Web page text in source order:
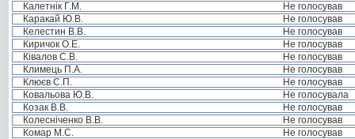
Калетнік Г.М.
Не голосував
Каракай Ю.В.
Не голосував
Келестин В.В.
Не голосував
Киричок О.Е.
Не голосував
Ківалов С.В.
Не голосував
Климець П.А.
Не голосував
Клюєв С.П.
Не голосував
Ковальова Ю.В.
Не голосувала
Козак В.В.
Не голосував
Колесніченко В.В.
Не голосував
Комар М.С.
Не голосував